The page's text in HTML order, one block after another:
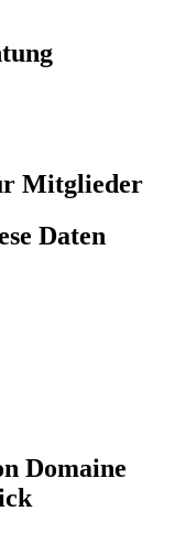
Mitglieder
Daten
Domaine